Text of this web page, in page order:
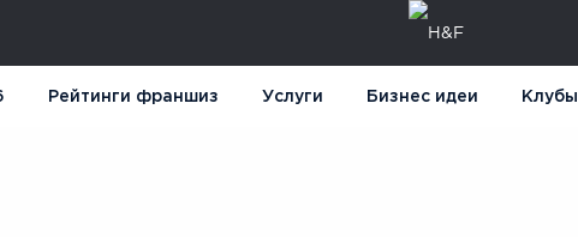
Рейтинги франшиз Услуги Бизнес идеи Клубы